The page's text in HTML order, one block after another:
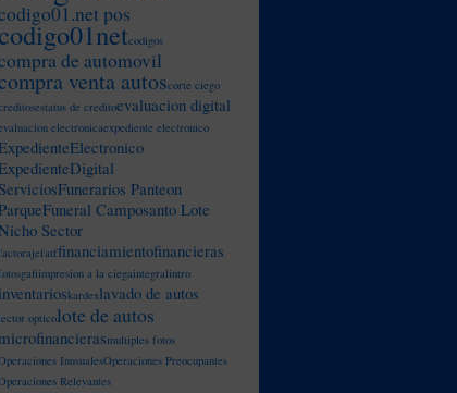
pos
codigos
de automovil
venta autoscorte ciego
estatus de creditoevaluacion digital
electronicaexpediente electronico
ExpedienteElectronico
ExpedienteDigital
ServiciosFunerarios Panteon
ParqueFuneral Camposanto Lote
Nicho Sector
factorajefatffinanciamientofinancieras
fotosgafiimpresion a la ciegaintegralintro
inventarioskardexlavado de autos
lector opticolote de autos
microfinancierasmultiples fotos
InusualesOperaciones Preocupantes
Relevantes